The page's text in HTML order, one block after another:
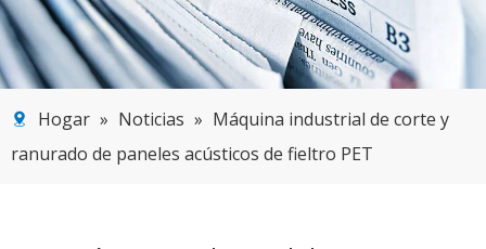
Hogar » Noticias » Máquina industrial de corte y
ranurado de paneles acústicos de fieltro PET